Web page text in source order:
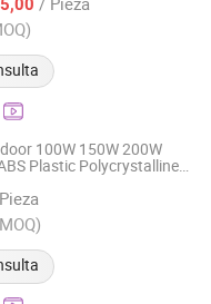
100W 150W 200W
Plastic Polycrystalline
Veti 1 Snld
Co., Ltd.
2026